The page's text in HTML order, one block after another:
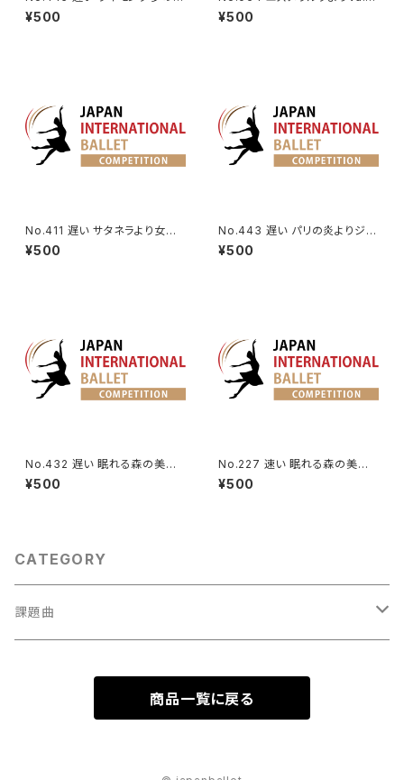
より女性Va.
¥500
（エントランス）
¥500
No.411 遅い サタネラより女性V
a.
¥500
No.443 遅い パリの炎よりジャ
ンヌのVa.
¥500
No.432 遅い 眠れる森の美女
第1幕よりリラの精のVa.
¥500
No.227 速い 眠れる森の美女
第1幕よりオーロラ姫のVa.
¥500
CATEGORY
課題曲
商品一覧に戻る